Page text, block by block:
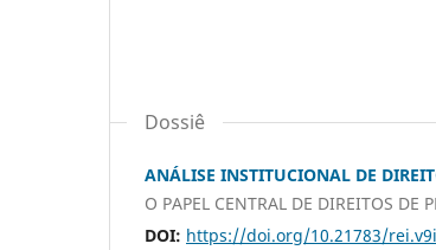
Dossiê
ANÁLISE INSTITUCIONAL DE
O PAPEL CENTRAL DE DIREITOS DE
DOI: https://doi.org/10.21783/